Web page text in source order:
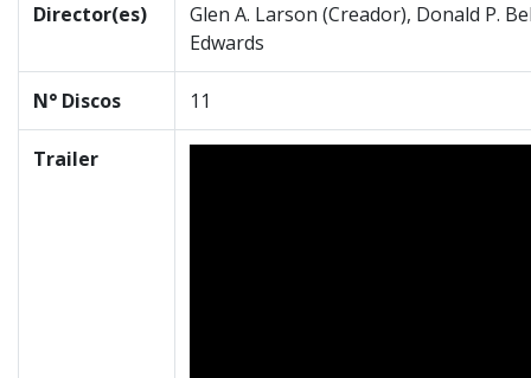
Director(es)
Glen A. Larson (Creador), Donald P.
Edwards
N° Discos 11
Trailer